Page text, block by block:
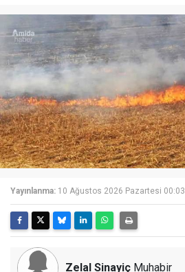
Yayınlanma: 10 Ağustos 2026 Pazartesi 00:03
Zelal Sinayiç Muhabir